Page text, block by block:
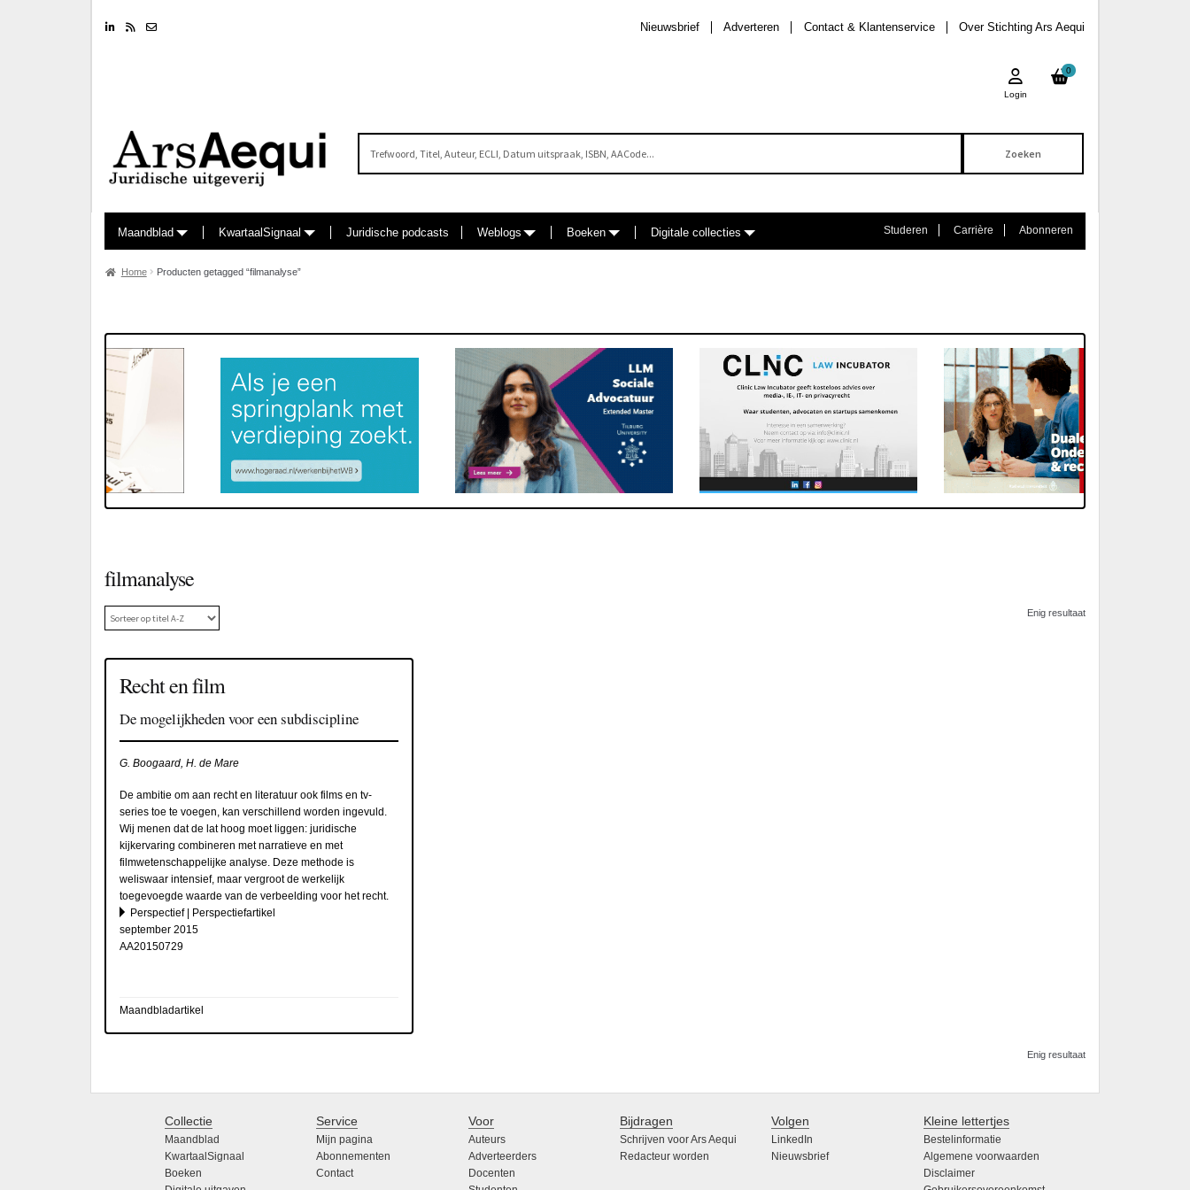
LinkedinRSS feed Over Stichting Ars Aequi
Contact & Klantenservice
Adverteren
Nieuwsbrief
0
Login
Maandblad KwartaalSignaal Juridische podcasts Weblogs Boeken Digitale collecties Studeren Carrière Abonneren
Home Producten getagged “filmanalyse”
filmanalyse
Enig resultaat
Recht en film
De mogelijkheden voor een subdiscipline
G. Boogaard, H. de Mare
De ambitie om aan recht en literatuur ook films en tv-
series toe te voegen, kan verschillend worden ingevuld.
Wij menen dat de lat hoog moet liggen: juridische
kijkervaring combineren met narratieve en met
filmwetenschappelijke analyse. Deze methode is
weliswaar intensief, maar vergroot de werkelijk
toegevoegde waarde van de verbeelding voor het recht.
Perspectief | Perspectiefartikel
september 2015
AA20150729
Maandbladartikel
Enig resultaat
Collectie
Maandblad
KwartaalSignaal
Boeken
Service
Mijn pagina
Abonnementen
Contact
Voor
Auteurs
Adverteerders
Docenten
Bijdragen
Schrijven voor Ars Aequi
Redacteur worden
Volgen
LinkedIn
Nieuwsbrief
Kleine lettertjes
Bestelinformatie
Algemene voorwaarden
Disclaimer